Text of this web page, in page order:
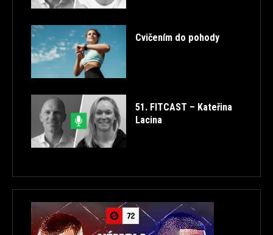
Cvičením do pohody
51. FITCAST – Kateřina
Lacina